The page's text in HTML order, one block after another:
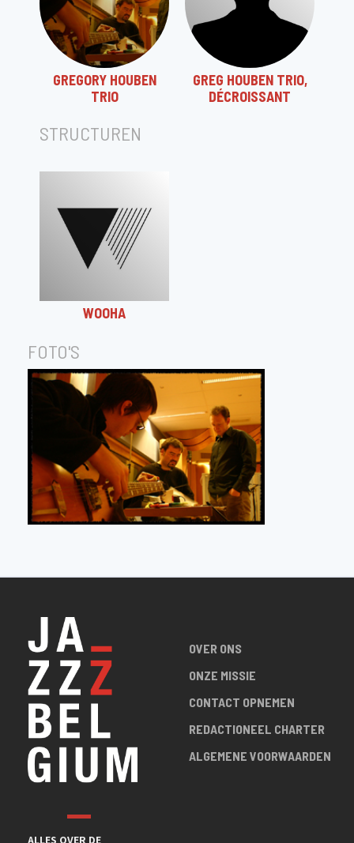
GREGORY HOUBEN
TRIO
GREG HOUBEN TRIO,
DÉCROISSANT
STRUCTUREN
WOOHA
FOTO'S
ALLES OVER DE
OVER ONS
ONZE MISSIE
CONTACT OPNEMEN
REDACTIONEEL CHARTER
ALGEMENE VOORWAARDEN